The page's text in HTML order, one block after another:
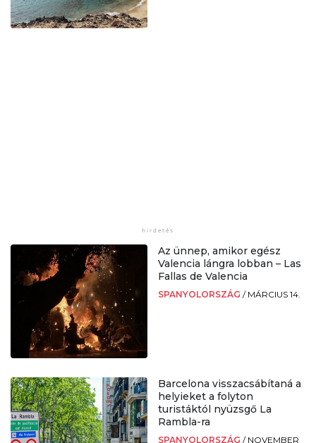
Az ünnep, amikor egész
Valencia lángra lobban – Las
Fallas de Valencia
SPANYOLORSZÁG / MÁRCIUS 14.
Barcelona visszacsábítaná a
helyieket a folyton
turistáktól nyüzsgő La
Rambla-ra
SPANYOLORSZÁG / NOVEMBER